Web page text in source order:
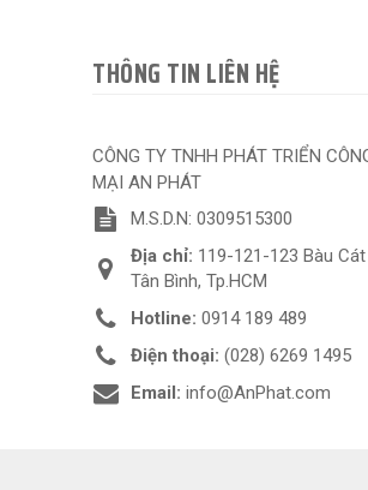
THÔNG TIN LIÊN HỆ
CÔNG TY TNHH PHÁT TRIỂN
MẠI AN PHÁT
M.S.D.N: 0309515300
Địa chỉ: 119-121-123 Bàu
Tân Bình, Tp.HCM
Hotline: 0914 189 489
Điện thoại: (028) 6269 1495
Email: info@AnPhat.com